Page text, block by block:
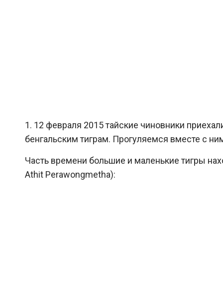
1. 12 февраля 2015 тайские чиновники
бенгальским тиграм. Прогуляемся вместе с
Часть времени большие и маленькие тигры
Athit Perawongmetha):